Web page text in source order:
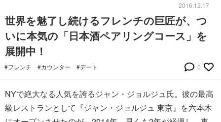
2016.12.17
世界を魅了し続けるフレンチの巨匠が、つ
いに本気の「日本酒ペアリングコース」を
展開中！
#フレンチ #カウンター #デート 0
NYで絶大なる人気を誇るジャン・ジョルジュ氏。彼の最高
級レストランとして『ジャン・ジョルジュ 東京』を六本木